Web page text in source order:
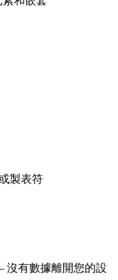
製表符
沒有數據離開您的設